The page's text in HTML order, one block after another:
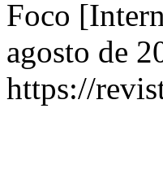
Foco
agosto de
https://